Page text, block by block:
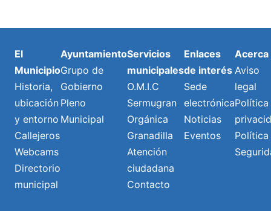
El
Municipio
Historia,
ubicación
y entorno
Callejeros
Webcams
Directorio
municipal
Ayuntamiento
Grupo de
Gobierno
Pleno
Municipal
Servicios
municipales
O.M.I.C
Sermugran
Orgánica
Granadilla
Atención
ciudadana
Contacto
Enlaces
de interés
Sede
electrónica
Noticias
Eventos
Acerca
Aviso
legal
Política
Política